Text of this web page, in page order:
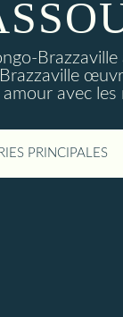
avec
PRINCIPALES